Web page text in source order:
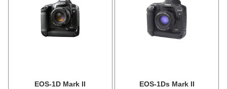
EOS-1D Mark II EOS-1Ds Mark II